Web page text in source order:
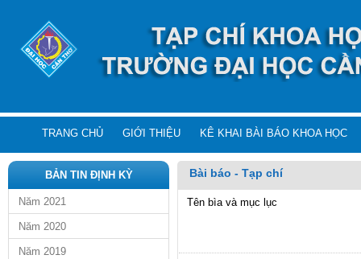
TRANG CHỦ GIỚI THIỆU KÊ KHAI BÀI BÁO KHOA HỌC
BẢN TIN ĐỊNH KỲ
Năm 2021
Năm 2020
Năm 2019
Bài báo - Tạp chí
Tên bìa và mục lục